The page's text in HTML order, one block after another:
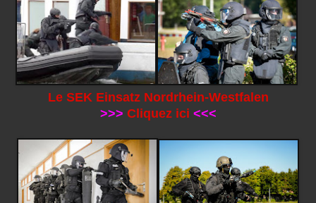
Le SEK Einsatz Nordrhein-Westfalen
>>> Cliquez ici <<<